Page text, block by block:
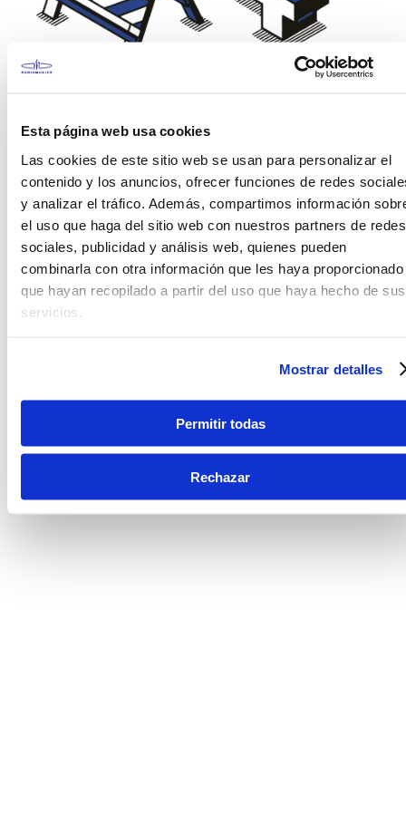
Esta página web usa cookies
Las cookies de este sitio web se usan para personalizar el
contenido y los anuncios, ofrecer funciones de redes
y analizar el tráfico. Además, compartimos información
el uso que haga del sitio web con nuestros partners de redes
sociales, publicidad y análisis web, quienes pueden
combinarla con otra información que les haya proporcionado
que hayan recopilado a partir del uso que haya hecho de sus
servicios.
Mostrar detalles
Permitir todas
Rechazar
No encontramos la página que estas
buscando. Porfavor verifica los carácteres en el
buscador o visita alguna de nuestras
secciones.